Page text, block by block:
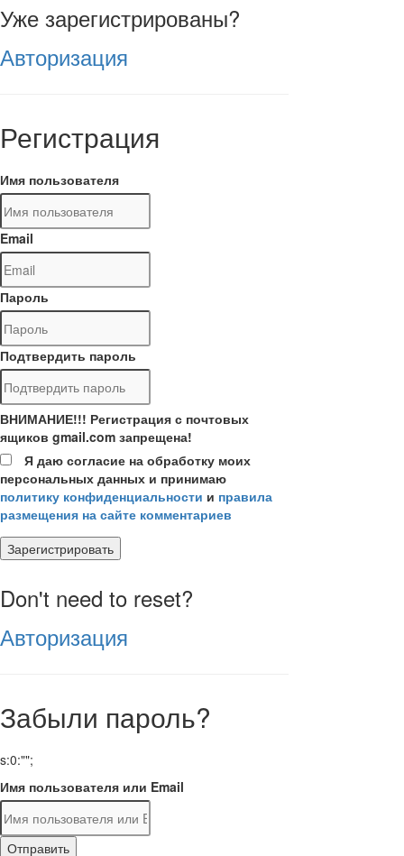
Уже зарегистрированы?
Авторизация
Регистрация
Имя пользователя
Email
Пароль
Подтвердить пароль
ВНИМАНИЕ!!! Регистрация с почтовых
ящиков gmail.com запрещена!
Я даю согласие на обработку моих
персональных данных и принимаю
политику конфиденциальности и правила
размещения на сайте комментариев
Зарегистрировать
Don't need to reset?
Авторизация
Забыли пароль?
s:0:"";
Имя пользователя или Email
Отправить